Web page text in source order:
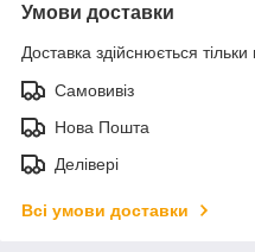
Умови доставки
Доставка здійснюється
Самовивіз
Нова Пошта
Делівері
Всі умови доставки